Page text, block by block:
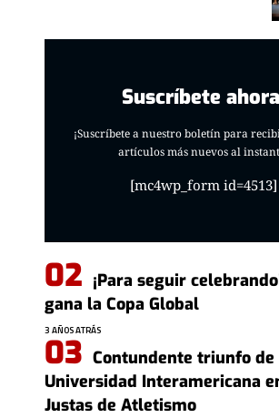
Suscríbete
¡Suscríbete a nuestro boletín para
artículos más nuevos al
[mc4wp_form id=4513]
¡Para seguir
gana la Copa Global
3 AÑOS ATRÁS
Contundente triunfo de
Universidad Interamericana
Justas de Atletismo